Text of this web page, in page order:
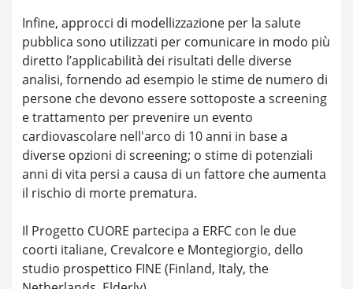
Infine, approcci di modellizzazione per la salute
pubblica sono utilizzati per comunicare in modo più
diretto l’applicabilità dei risultati delle diverse
analisi, fornendo ad esempio le stime de numero di
persone che devono essere sottoposte a screening
e trattamento per prevenire un evento
cardiovascolare nell'arco di 10 anni in base a
diverse opzioni di screening; o stime di potenziali
anni di vita persi a causa di un fattore che aumenta
il rischio di morte prematura.
Il Progetto CUORE partecipa a ERFC con le due
coorti italiane, Crevalcore e Montegiorgio, dello
studio prospettico FINE (Finland, Italy, the